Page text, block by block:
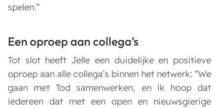
spelen.”
Een oproep aan collega’s
Tot slot heeft Jelle een duidelijke en positieve
oproep aan alle collega’s binnen het netwerk: “We
gaan met Tod samenwerken, en ik hoop dat
iedereen dat met een open en nieuwsgierige